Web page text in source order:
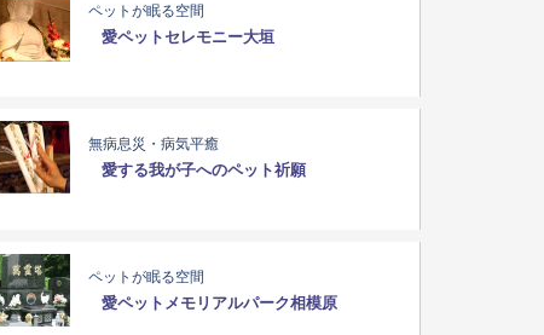
ペットが眠る空間
愛ペットセレモニー大垣
無病息災・病気平癒
愛する我が子へのペット祈願
ペットが眠る空間
愛ペットメモリアルパーク相模原